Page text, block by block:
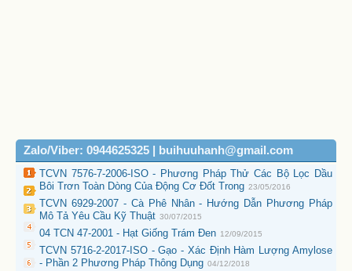
Zalo/Viber: 0944625325 | buihuuhanh@gmail.com
TCVN 7576-7-2006-ISO - Phương Pháp Thử Các Bộ Lọc Dầu
Bôi Trơn Toàn Dòng Của Động Cơ Đốt Trong 23/05/2016
TCVN 6929-2007 - Cà Phê Nhân - Hướng Dẫn Phương Pháp
Mô Tả Yêu Cầu Kỹ Thuật 30/07/2015
04 TCN 47-2001 - Hạt Giống Trám Đen 12/09/2015
TCVN 5716-2-2017-ISO - Gạo - Xác Định Hàm Lượng Amylose
- Phần 2 Phương Pháp Thông Dụng 04/12/2018